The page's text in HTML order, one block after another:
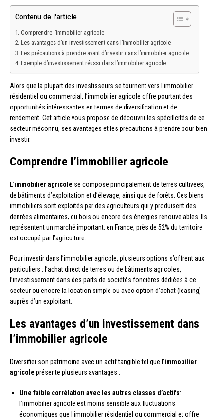
Contenu de l'article
Comprendre l’immobilier agricole
Les avantages d’un investissement dans l’immobilier agricole
Les précautions à prendre avant d’investir dans l’immobilier agricole
Exemple d’investissement réussi dans l’immobilier agricole
Alors que la plupart des investisseurs se tournent vers l’immobilier
résidentiel ou commercial, l’immobilier agricole offre pourtant des
opportunités intéressantes en termes de diversification et de
rendement. Cet article vous propose de découvrir les spécificités de ce
secteur méconnu, ses avantages et les précautions à prendre pour bien
investir.
Comprendre l’immobilier agricole
L’immobilier agricole se compose principalement de terres cultivées,
de bâtiments d’exploitation et d’élevage, ainsi que de forêts. Ces biens
immobiliers sont exploités par des agriculteurs qui y produisent des
denrées alimentaires, du bois ou encore des énergies renouvelables. Ils
représentent un marché important: en France, près de 52% du territoire
est occupé par l’agriculture.
Pour investir dans l’immobilier agricole, plusieurs options s’offrent aux
particuliers : l’achat direct de terres ou de bâtiments agricoles,
l’investissement dans des parts de sociétés foncières dédiées à ce
secteur ou encore la location simple ou avec option d’achat (leasing)
auprès d’un exploitant.
Les avantages d’un investissement dans
l’immobilier agricole
Diversifier son patrimoine avec un actif tangible tel que l’immobilier
agricole présente plusieurs avantages :
Une faible corrélation avec les autres classes d’actifs:
l’immobilier agricole est moins sensible aux fluctuations
économiques que l’immobilier résidentiel ou commercial et offre